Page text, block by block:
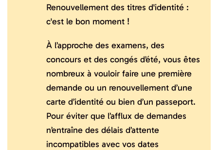
Renouvellement des titres d'identité :
c'est le bon moment !
À l’approche des examens, des
concours et des congés d’été, vous êtes
nombreux à vouloir faire une première
demande ou un renouvellement d’une
carte d’identité ou bien d’un passeport.
Pour éviter que l’afflux de demandes
n’entraîne des délais d’attente
incompatibles avec vos dates